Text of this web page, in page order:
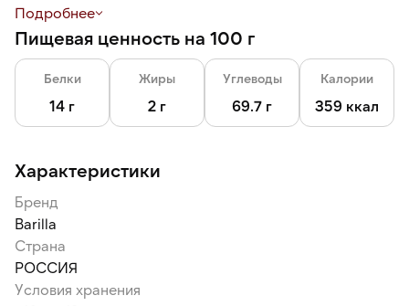
вкусом и легким ароматом пшеницы. Паста в процессе
варки сохраняют форму.
Подробнее
Пищевая ценность на 100 г
Белки
14 г
Жиры
2 г
Углеводы
69.7 г
Калории
359 ккал
Характеристики
Бренд
Barilla
Страна
РОССИЯ
Условия хранения